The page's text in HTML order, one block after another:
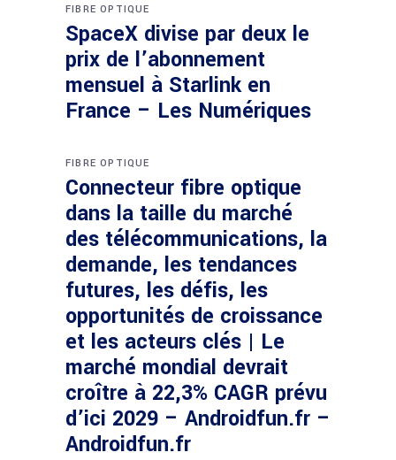
FIBRE OPTIQUE
SpaceX divise par deux le
prix de l’abonnement
mensuel à Starlink en
France – Les Numériques
FIBRE OPTIQUE
Connecteur fibre optique
dans la taille du marché
des télécommunications, la
demande, les tendances
futures, les défis, les
opportunités de croissance
et les acteurs clés | Le
marché mondial devrait
croître à 22,3% CAGR prévu
d’ici 2029 – Androidfun.fr –
Androidfun.fr